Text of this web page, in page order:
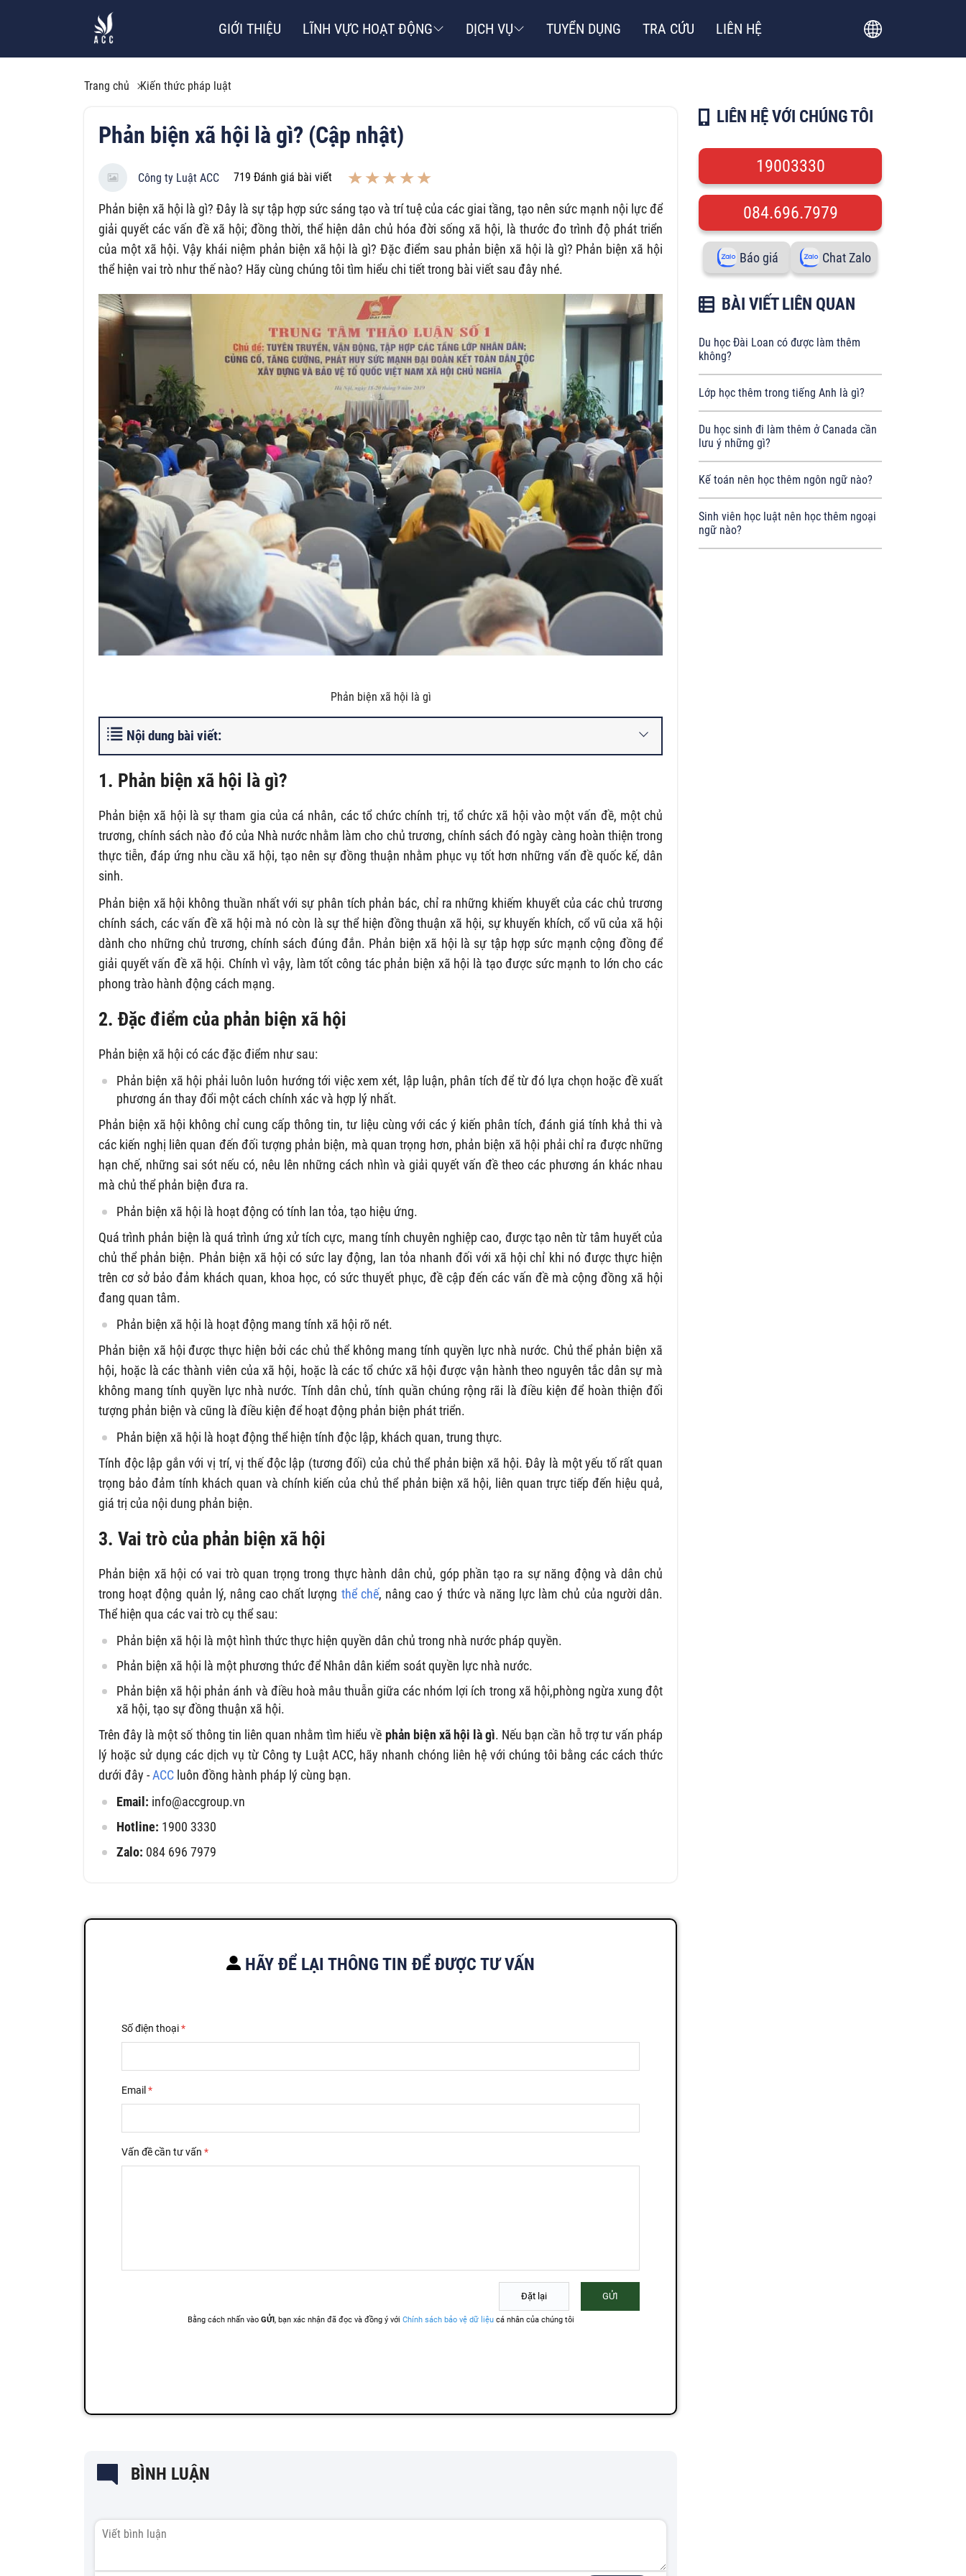
GIỚI THIỆU LĨNH VỰC HOẠT ĐỘNG DỊCH VỤ TUYỂN DỤNG TRA CỨU LIÊN HỆ
Trang chủ Kiến thức pháp luật
Phản biện xã hội là gì? (Cập nhật)
Công ty Luật ACC 719 Đánh giá bài viết
Phản biện xã hội là gì? Đây là sự tập hợp sức sáng tạo và trí tuệ của các giai tầng, tạo nên sức mạnh nội lực để
giải quyết các vấn đề xã hội; đồng thời, thể hiện dân chủ hóa đời sống xã hội, là thước đo trình độ phát triển
của một xã hội. Vậy khái niệm phản biện xã hội là gì? Đặc điểm sau phản biện xã hội là gì? Phản biện xã hội
thể hiện vai trò như thế nào? Hãy cùng chúng tôi tìm hiểu chi tiết trong bài viết sau đây nhé.
Phản biện xã hội là gì
Nội dung bài viết:
1. Phản biện xã hội là gì?
Phản biện xã hội là sự tham gia của cá nhân, các tổ chức chính trị, tổ chức xã hội vào một vấn đề, một chủ
trương, chính sách nào đó của Nhà nước nhằm làm cho chủ trương, chính sách đó ngày càng hoàn thiện trong
thực tiễn, đáp ứng nhu cầu xã hội, tạo nên sự đồng thuận nhằm phục vụ tốt hơn những vấn đề quốc kế, dân
sinh.
Phản biện xã hội không thuần nhất với sự phân tích phản bác, chỉ ra những khiếm khuyết của các chủ trương
chính sách, các vấn đề xã hội mà nó còn là sự thể hiện đồng thuận xã hội, sự khuyến khích, cổ vũ của xã hội
dành cho những chủ trương, chính sách đúng đắn. Phản biện xã hội là sự tập hợp sức mạnh cộng đồng để
giải quyết vấn đề xã hội. Chính vì vậy, làm tốt công tác phản biện xã hội là tạo được sức mạnh to lớn cho các
phong trào hành động cách mạng.
2. Đặc điểm của phản biện xã hội
Phản biện xã hội có các đặc điểm như sau:
Phản biện xã hội phải luôn luôn hướng tới việc xem xét, lập luận, phân tích để từ đó lựa chọn hoặc đề xuất
phương án thay đổi một cách chính xác và hợp lý nhất.
Phản biện xã hội không chỉ cung cấp thông tin, tư liệu cùng với các ý kiến phân tích, đánh giá tính khả thi và
các kiến nghị liên quan đến đối tượng phản biện, mà quan trọng hơn, phản biện xã hội phải chỉ ra được những
hạn chế, những sai sót nếu có, nêu lên những cách nhìn và giải quyết vấn đề theo các phương án khác nhau
mà chủ thể phản biện đưa ra.
Phản biện xã hội là hoạt động có tính lan tỏa, tạo hiệu ứng.
Quá trình phản biện là quá trình ứng xử tích cực, mang tính chuyên nghiệp cao, được tạo nên từ tâm huyết của
chủ thể phản biện. Phản biện xã hội có sức lay động, lan tỏa nhanh đối với xã hội chỉ khi nó được thực hiện
trên cơ sở bảo đảm khách quan, khoa học, có sức thuyết phục, đề cập đến các vấn đề mà cộng đồng xã hội
đang quan tâm.
Phản biện xã hội là hoạt động mang tính xã hội rõ nét.
Phản biện xã hội được thực hiện bởi các chủ thể không mang tính quyền lực nhà nước. Chủ thể phản biện xã
hội, hoặc là các thành viên của xã hội, hoặc là các tổ chức xã hội được vận hành theo nguyên tắc dân sự mà
không mang tính quyền lực nhà nước. Tính dân chủ, tính quần chúng rộng rãi là điều kiện để hoàn thiện đối
tượng phản biện và cũng là điều kiện để hoạt động phản biện phát triển.
Phản biện xã hội là hoạt động thể hiện tính độc lập, khách quan, trung thực.
Tính độc lập gắn với vị trí, vị thế độc lập (tương đối) của chủ thể phản biện xã hội. Đây là một yếu tố rất quan
trọng bảo đảm tính khách quan và chính kiến của chủ thể phản biện xã hội, liên quan trực tiếp đến hiệu quả,
giá trị của nội dung phản biện.
3. Vai trò của phản biện xã hội
Phản biện xã hội có vai trò quan trọng trong thực hành dân chủ, góp phần tạo ra sự năng động và dân chủ
trong hoạt động quản lý, nâng cao chất lượng thể chế, nâng cao ý thức và năng lực làm chủ của người dân.
Thể hiện qua các vai trò cụ thể sau:
Phản biện xã hội là một hình thức thực hiện quyền dân chủ trong nhà nước pháp quyền.
Phản biện xã hội là một phương thức để Nhân dân kiểm soát quyền lực nhà nước.
Phản biện xã hội phản ánh và điều hoà mâu thuẫn giữa các nhóm lợi ích trong xã hội,phòng ngừa xung đột
xã hội, tạo sự đồng thuận xã hội.
Trên đây là một số thông tin liên quan nhằm tìm hiểu về phản biện xã hội là gì. Nếu bạn cần hỗ trợ tư vấn pháp
lý hoặc sử dụng các dịch vụ từ Công ty Luật ACC, hãy nhanh chóng liên hệ với chúng tôi bằng các cách thức
dưới đây -ACC luôn đồng hành pháp lý cùng bạn.
Email: info@accgroup.vn
Hotline: 1900 3330
Zalo: 084 696 7979
HÃY ĐỂ LẠI THÔNG TIN ĐỂ ĐƯỢC TƯ VẤN
BÌNH LUẬN
LIÊN HỆ VỚI CHÚNG TÔI
19003330
084.696.7979
Báo giá Chat Zalo
BÀI VIẾT LIÊN QUAN
Du học Đài Loan có được làm thêm
không?
Lớp học thêm trong tiếng Anh là gì?
Du học sinh đi làm thêm ở Canada cần
lưu ý những gì?
Kế toán nên học thêm ngôn ngữ nào?
Sinh viên học luật nên học thêm ngoại
ngữ nào?